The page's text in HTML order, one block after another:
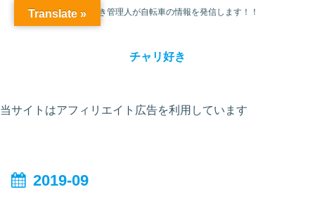
チャリ大好き管理人が自転車の情報を発信します！！
チャリ好き
当サイトはアフィリエイト広告を利用しています
2019-09
Translate »